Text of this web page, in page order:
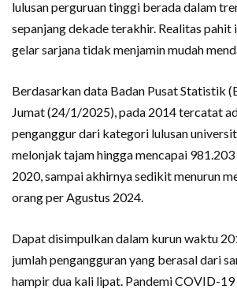
lulusan perguruan tinggi berada dalam
sepanjang dekade terakhir. Realitas pahit
gelar sarjana tidak menjamin mudah
Berdasarkan data Badan Pusat Statistik
Jumat (24/1/2025), pada 2014 tercatat
penganggur dari kategori lulusan
melonjak tajam hingga mencapai
2020, sampai akhirnya sedikit menurun
orang per Agustus 2024.
Dapat disimpulkan dalam kurun waktu
jumlah pengangguran yang berasal dari
hampir dua kali lipat. Pandemi COVID-